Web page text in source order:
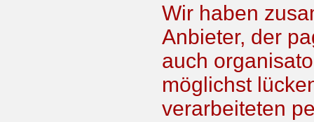
Wir haben
Anbieter, der
auch
möglichst
verarbeiteten